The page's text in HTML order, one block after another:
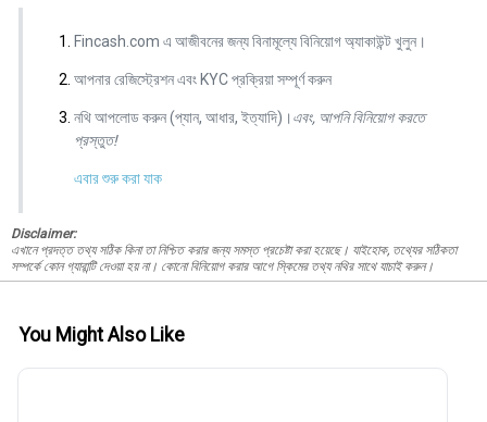
Fincash.com এ আজীবনের জন্য বিনামূল্যে বিনিয়োগ অ্যাকাউন্ট খুলুন।
আপনার রেজিস্ট্রেশন এবং KYC প্রক্রিয়া সম্পূর্ণ করুন
নথি আপলোড করুন (প্যান, আধার, ইত্যাদি)। এবং, আপনি বিনিয়োগ করতে
প্রস্তুত!
এবার শুরু করা যাক
Disclaimer:
এখানে প্রদত্ত তথ্য সঠিক কিনা তা নিশ্চিত করার জন্য সমস্ত প্রচেষ্টা করা হয়েছে। যাইহোক, তথ্যের সঠিকতা
সম্পর্কে কোন গ্যারান্টি দেওয়া হয় না। কোনো বিনিয়োগ করার আগে স্কিমের তথ্য নথির সাথে যাচাই করুন।
You Might Also Like